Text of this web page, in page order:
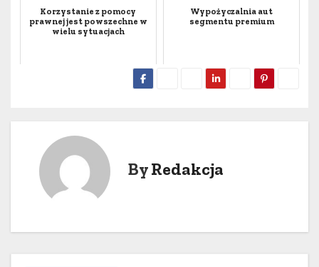
Korzystanie z pomocy
prawnej jest powszechne w
wielu sytuacjach
Wypożyczalnia aut
segmentu premium
ByRedakcja